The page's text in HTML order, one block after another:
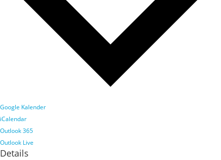
Google Kalender
iCalendar
Outlook 365
Outlook Live
Details